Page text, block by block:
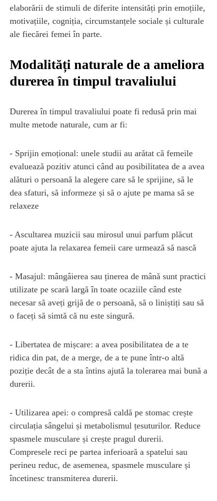
elaborării de stimuli de diferite intensități prin emoțiile,
motivațiile, cogniția, circumstanțele sociale și culturale
ale fiecărei femei în parte.
Modalități naturale de a ameliora
durerea în timpul travaliului
Durerea în timpul travaliului poate fi redusă prin mai
multe metode naturale, cum ar fi:
- Sprijin emoțional: unele studii au arătat că femeile
evaluează pozitiv atunci când au posibilitatea de a avea
alături o persoană la alegere care să le sprijine, să le
dea sfaturi, să informeze și să o ajute pe mama să se
relaxeze
- Ascultarea muzicii sau mirosul unui parfum plăcut
poate ajuta la relaxarea femeii care urmează să nască
- Masajul: mângâierea sau ținerea de mână sunt practici
utilizate pe scară largă în toate ocaziile când este
necesar să aveți grijă de o persoană, să o liniștiți sau să
o faceți să simtă că nu este singură.
- Libertatea de mișcare: a avea posibilitatea de a te
ridica din pat, de a merge, de a te pune într-o altă
poziție decât de a sta întins ajută la tolerarea mai bună a
durerii.
- Utilizarea apei: o compresă caldă pe stomac crește
circulația sângelui și metabolismul țesuturilor. Reduce
spasmele musculare și crește pragul durerii.
Compresele reci pe partea inferioară a spatelui sau
perineu reduc, de asemenea, spasmele musculare și
încetinesc transmiterea durerii.